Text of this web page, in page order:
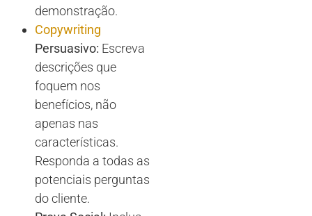
demonstração.
Copywriting
Persuasivo: Escreva
descrições que
foquem nos
benefícios, não
apenas nas
características.
Responda a todas as
potenciais perguntas
do cliente.